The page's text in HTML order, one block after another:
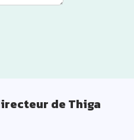
de Thiga